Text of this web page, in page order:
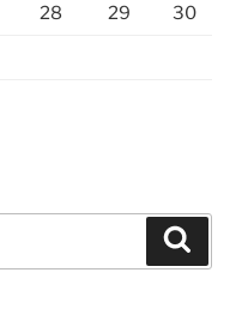
28 29 30